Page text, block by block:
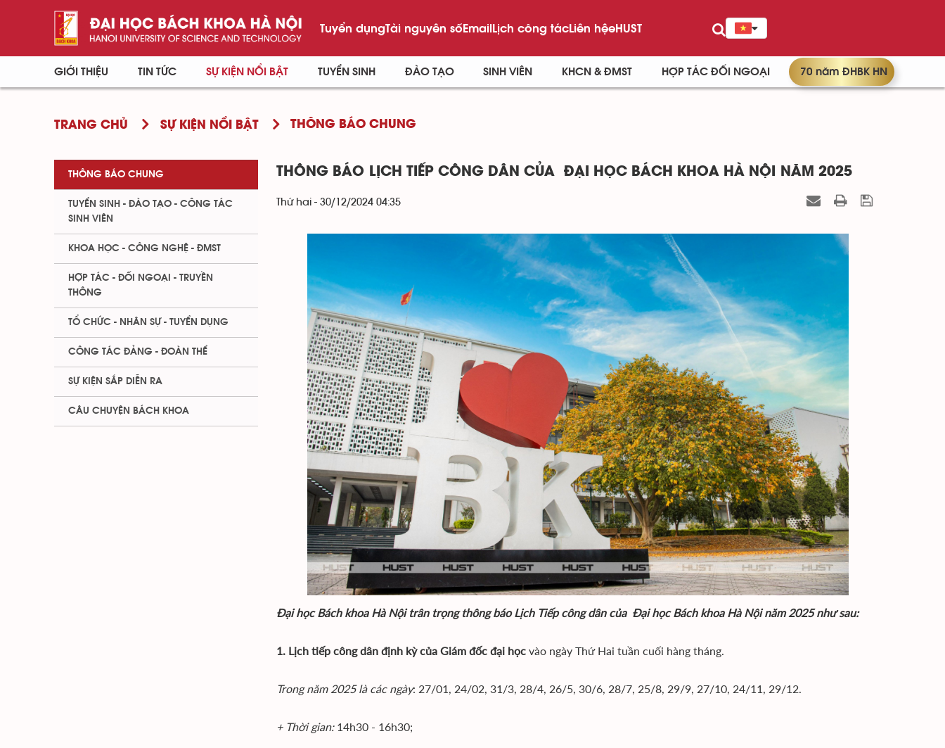
Tuyển dụngTài nguyên sốEmailLịch công tácLiên hệeHUST
GIỚI THIỆU TIN TỨC SỰ KIỆN NỔI BẬT TUYỂN SINH ĐÀO TẠO SINH VIÊN KHCN & ĐMST HỢP TÁC ĐỐI NGOẠI 70 năm ĐHBK HN
TRANG CHỦ SỰ KIỆN NỔI BẬT THÔNG BÁO CHUNG
THÔNG BÁO LỊCH TIẾP CÔNG DÂN CỦA ĐẠI HỌC BÁCH KHOA HÀ NỘI NĂM 2025
Thứ hai - 30/12/2024 04:35
Đại học Bách khoa Hà Nội trân trọng thông báo Lịch Tiếp công dân của Đại học Bách khoa Hà Nội năm 2025 như sau:
1. Lịch tiếp công dân định kỳ của Giám đốc đại học vào ngày Thứ Hai tuần cuối hàng tháng.
Trong năm 2025 là các ngày: 27/01, 24/02, 31/3, 28/4, 26/5, 30/6, 28/7, 25/8, 29/9, 27/10, 24/11, 29/12.
+ Thời gian:14h30 - 16h30;
THÔNG BÁO CHUNG
TUYỂN SINH - ĐÀO TẠO - CÔNG TÁC
SINH VIÊN
KHOA HỌC - CÔNG NGHỆ - ĐMST
HỢP TÁC - ĐỐI NGOẠI - TRUYỀN
THÔNG
TỔ CHỨC - NHÂN SỰ - TUYỂN DỤNG
CÔNG TÁC ĐẢNG - ĐOÀN THỂ
SỰ KIỆN SẮP DIỄN RA
CÂU CHUYỆN BÁCH KHOA